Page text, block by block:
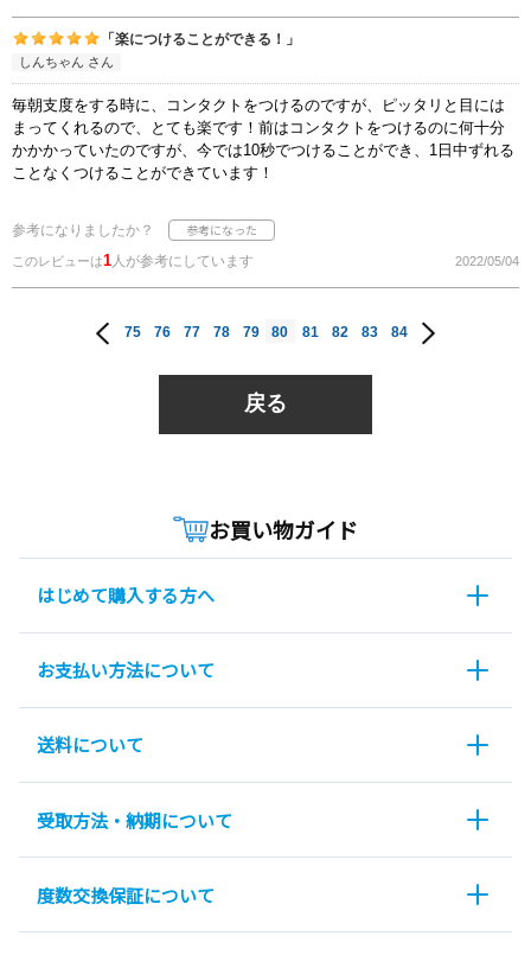
「楽につけることができる！」
しんちゃん さん
毎朝支度をする時に、コンタクトをつけるのですが、ピッタリと目には
まってくれるので、とても楽です！前はコンタクトをつけるのに何十分
かかかっていたのですが、今では10秒でつけることができ、1日中ずれる
ことなくつけることができています！
参考になりましたか？
このレビューは1人が参考にしています 2022/05/04
75 76 77 78 79 80 81 82 83 84
戻る
お買い物ガイド
はじめて購入する方へ
お支払い方法について
送料について
受取方法・納期について
度数交換保証について